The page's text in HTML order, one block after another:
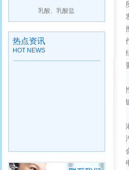
乳酸、乳酸盐
热点资讯
HOT NEWS